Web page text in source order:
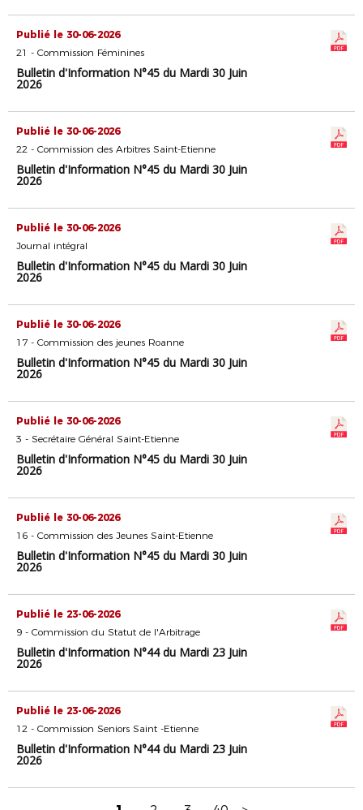
Publié le 30-06-2026
21 - Commission Féminines
Bulletin d'Information N°45 du Mardi 30 Juin
2026
Publié le 30-06-2026
22 - Commission des Arbitres Saint-Etienne
Bulletin d'Information N°45 du Mardi 30 Juin
2026
Publié le 30-06-2026
Journal intégral
Bulletin d'Information N°45 du Mardi 30 Juin
2026
Publié le 30-06-2026
17 - Commission des jeunes Roanne
Bulletin d'Information N°45 du Mardi 30 Juin
2026
Publié le 30-06-2026
3 - Secrétaire Général Saint-Etienne
Bulletin d'Information N°45 du Mardi 30 Juin
2026
Publié le 30-06-2026
16 - Commission des Jeunes Saint-Etienne
Bulletin d'Information N°45 du Mardi 30 Juin
2026
Publié le 23-06-2026
9 - Commission du Statut de l'Arbitrage
Bulletin d'Information N°44 du Mardi 23 Juin
2026
Publié le 23-06-2026
12 - Commission Seniors Saint -Etienne
Bulletin d'Information N°44 du Mardi 23 Juin
2026